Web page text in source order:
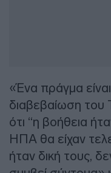
«Ένα πράγμα
διαβεβαίωση του
ότι “η βοήθεια
ΗΠΑ θα είχαν
ήταν δική τους,